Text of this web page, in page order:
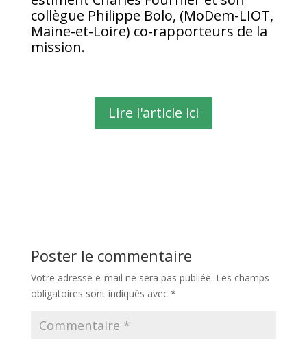
collègue Philippe Bolo, (MoDem-LIOT,
Maine-et-Loire) co-rapporteurs de la
mission.
Lire l'article ici
Poster le commentaire
Votre adresse e-mail ne sera pas publiée. Les champs
obligatoires sont indiqués avec *